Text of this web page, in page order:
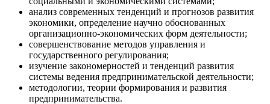
анализ современных тенденций и прогнозов развития
экономики, определение научно обоснованных
организационно-экономических форм деятельности;
совершенствование методов управления и
государственного регулирования;
изучение закономерностей и тенденций развития
системы ведения предпринимательской деятельности;
методологии, теории формирования и развития
предпринимательства.